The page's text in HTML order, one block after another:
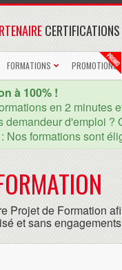
CERTIFICATIONS
FORMATIONS PROMOTIONS
à 100% !
en 2 minutes
demandeur d'emploi ?
Nos formations sont
Projet de Formation
et sans